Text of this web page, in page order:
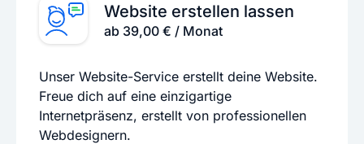
Website erstellen lassen
ab 39,00 € / Monat
Unser Website-Service erstellt deine Website.
Freue dich auf eine einzigartige
Internetpräsenz, erstellt von professionellen
Webdesignern.